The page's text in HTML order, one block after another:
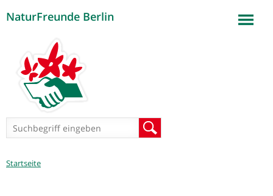
NaturFreunde Berlin
Suchformular
Sie
Startseite